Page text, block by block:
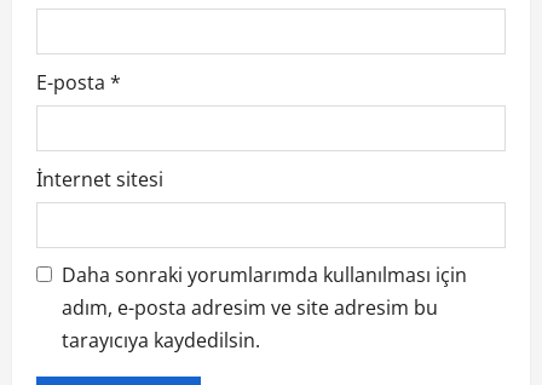
E-posta *
İnternet sitesi
Daha sonraki yorumlarımda kullanılması için
adım, e-posta adresim ve site adresim bu
tarayıcıya kaydedilsin.